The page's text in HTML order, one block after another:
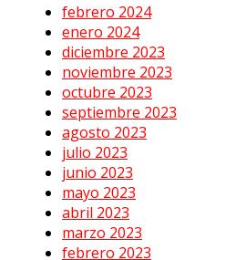
febrero 2024
enero 2024
diciembre 2023
noviembre 2023
octubre 2023
septiembre 2023
agosto 2023
julio 2023
junio 2023
mayo 2023
abril 2023
marzo 2023
febrero 2023